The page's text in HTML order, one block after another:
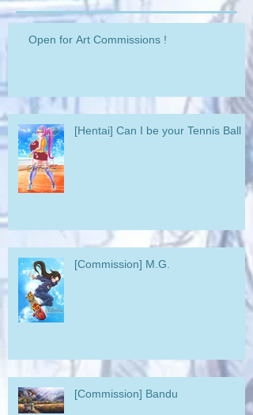
Open for Art Commissions !
[Hentai] Can I be your Tennis Ball ?
[Commission] M.G.
[Commission] Bandu